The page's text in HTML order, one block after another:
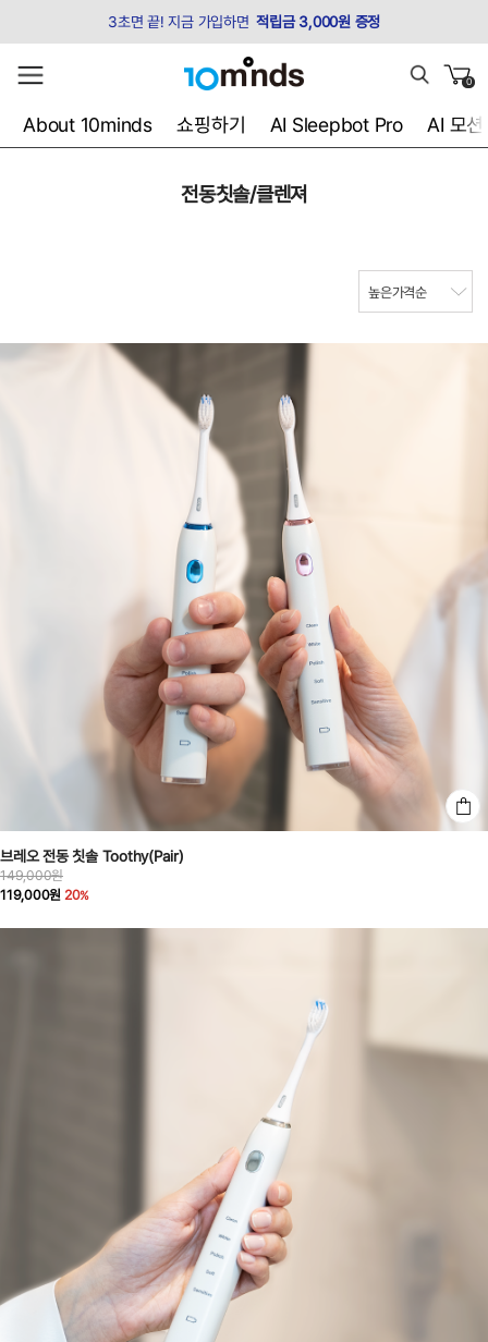
3초면 끝! 지금 가입하면 적립금 3,000원 증정
0
About 10minds 쇼핑하기 AI Sleepbot Pro AI 모션
전동칫솔/클렌져
브레오 전동 칫솔 Toothy(Pair)
149,000원
119,000원 20